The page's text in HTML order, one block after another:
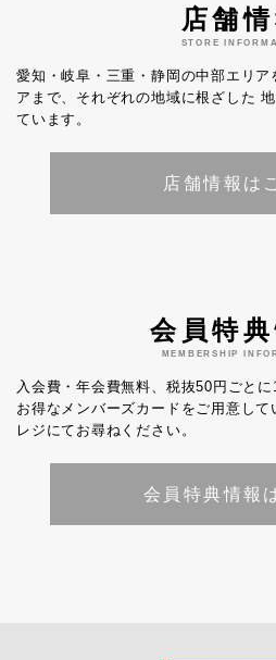
店舗
STORE
愛知・岐阜・三重・静岡の中部エリア
アまで、それぞれの地域に根ざした
ています。
店舗情報は
会員特
MEMBERSHIP
入会費・年会費無料、税抜50円ごとに
お得なメンバーズカードをご用意して
レジにてお尋ねください。
会員特典情報